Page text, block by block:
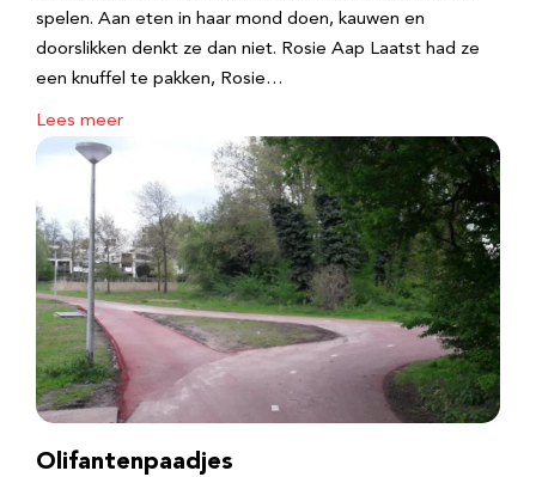
spelen. Aan eten in haar mond doen, kauwen en
doorslikken denkt ze dan niet. Rosie Aap Laatst had ze
een knuffel te pakken, Rosie…
Lees meer
Olifantenpaadjes